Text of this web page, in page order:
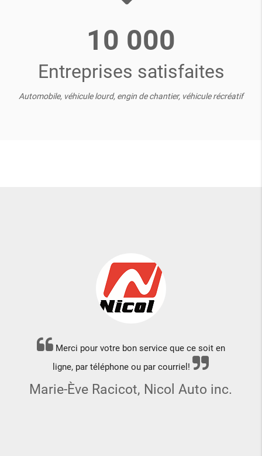
10 000
Entreprises satisfaites
Automobile, véhicule lourd, engin de chantier, véhicule récréatif
Merci pour votre bon service que ce soit en
ligne, par téléphone ou par courriel!
Marie-Ève Racicot, Nicol Auto inc.